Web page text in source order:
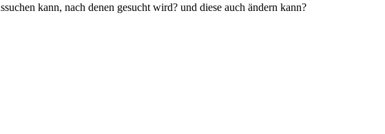
kann, nach denen gesucht wird? und diese auch ändern kann?